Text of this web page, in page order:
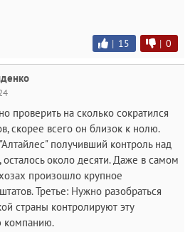
| 15 | 0
проверить на сколько сократился
скорее всего он близок к нолю.
получивший контроль над
около десяти. Даже в самом
произошло крупное
Третье: Нужно разобраться
страны контролируют эту
компанию.